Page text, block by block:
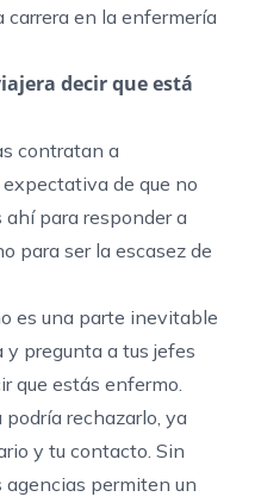
en la enfermería
decir que está
contratan a
de que no
para responder a
para ser la escasez de
es una parte inevitable
y pregunta a tus jefes
que estás enfermo.
rechazarlo, ya
y tu contacto. Sin
agencias permiten un